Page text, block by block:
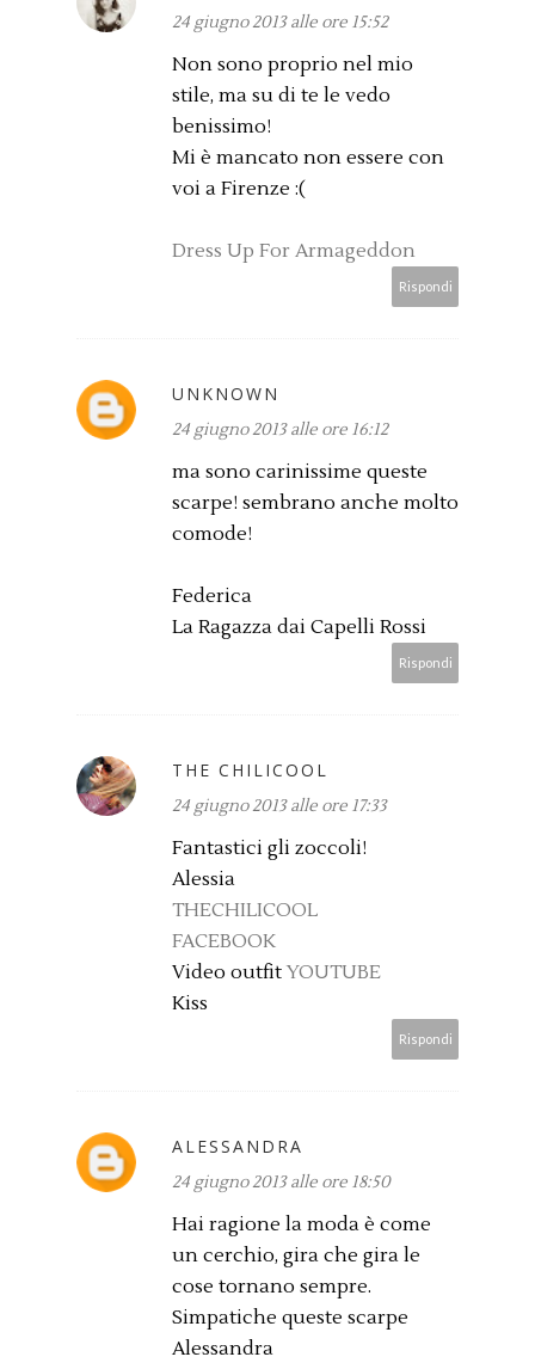
24 giugno 2013 alle ore 15:52
Non sono proprio nel mio
stile, ma su di te le vedo
benissimo!
Mi è mancato non essere con
voi a Firenze :(
Dress Up For Armageddon
Rispondi
UNKNOWN
24 giugno 2013 alle ore 16:12
ma sono carinissime queste
scarpe! sembrano anche molto
comode!
Federica
La Ragazza dai Capelli Rossi
Rispondi
THE CHILICOOL
24 giugno 2013 alle ore 17:33
Fantastici gli zoccoli!
Alessia
THECHILICOOL
FACEBOOK
Video outfit YOUTUBE
Kiss
Rispondi
ALESSANDRA
24 giugno 2013 alle ore 18:50
Hai ragione la moda è come
un cerchio, gira che gira le
cose tornano sempre.
Simpatiche queste scarpe
Alessandra